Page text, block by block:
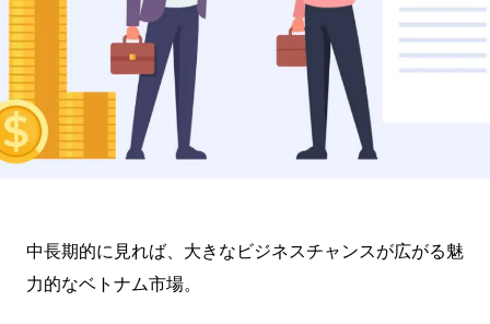
中長期的に見れば、大きなビジネスチャンスが広がる魅
力的なベトナム市場。